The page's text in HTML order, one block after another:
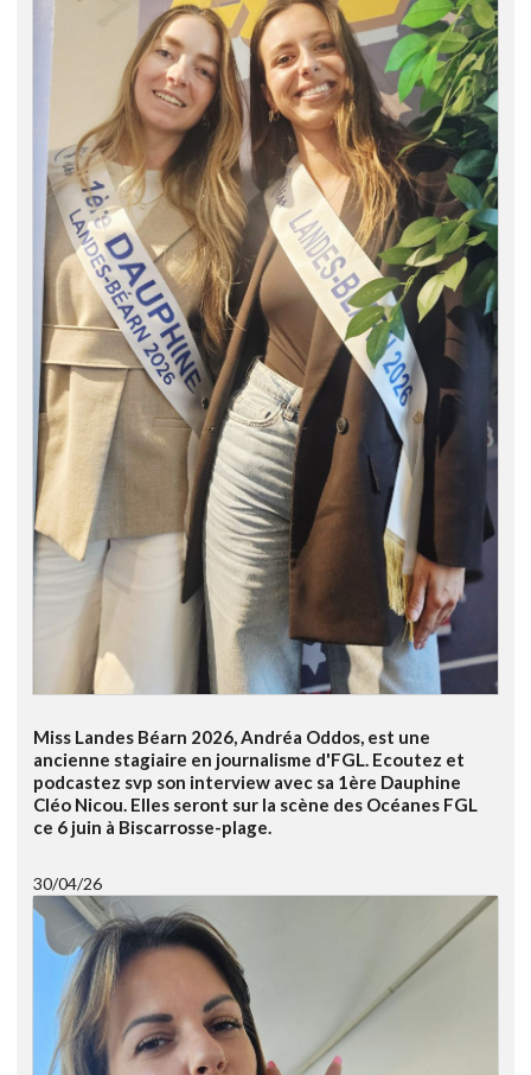
Miss Landes Béarn 2026, Andréa Oddos, est une
ancienne stagiaire en journalisme d'FGL. Ecoutez et
podcastez svp son interview avec sa 1ère Dauphine
Cléo Nicou. Elles seront sur la scène des Océanes FGL
ce 6 juin à Biscarrosse-plage.
30/04/26